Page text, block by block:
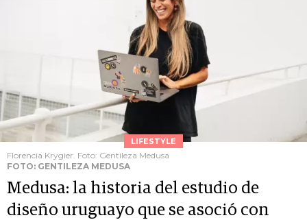
LIFESTYLE
Florencia Krygier. Foto: Gentileza Medusa
FOTO: GENTILEZA MEDUSA
Medusa: la historia del estudio de
diseño uruguayo que se asoció con